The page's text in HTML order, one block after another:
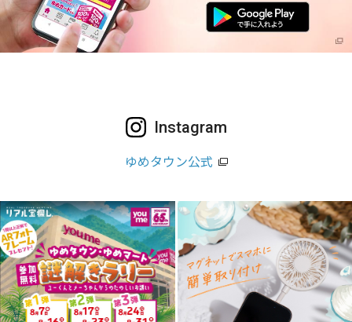
Instagram
ゆめタウン公式